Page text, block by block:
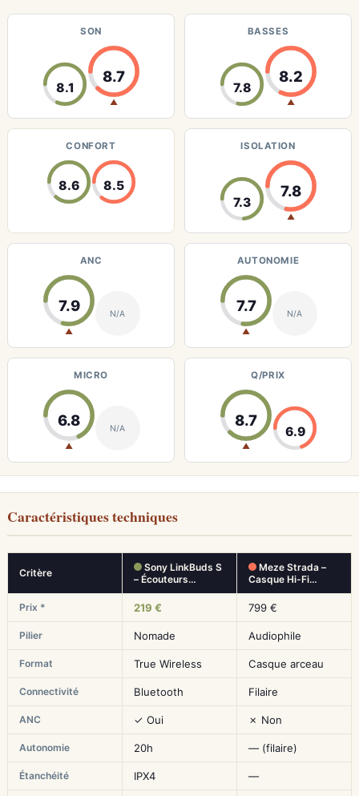
SON
8.1
8.7
▲
BASSES
7.8
8.2
▲
CONFORT
8.6 8.5
ISOLATION
7.3
7.8
▲
ANC
7.9
▲
N/A
AUTONOMIE
7.7
▲
N/A
MICRO
6.8
▲
N/A
Q/PRIX
8.7
▲
6.9
Caractéristiques techniques
Critère
Sony LinkBuds S
– Écouteurs…
Meze Strada –
Casque Hi-Fi…
Prix * 219 € 799 €
Pilier Nomade Audiophile
Format True Wireless Casque arceau
Connectivité Bluetooth Filaire
ANC ✓ Oui ✗ Non
Autonomie 20h — (filaire)
Étanchéité IPX4 —